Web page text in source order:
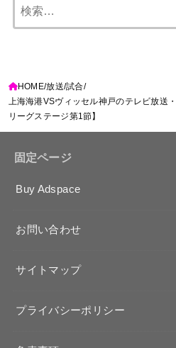
索:
HOME 放送 試合
上海海港VSヴィッセル神戸のテレビ放送
リーグステージ第1節】
固定ページ
Buy Adspace
お問い合わせ
サイトマップ
プライバシーポリシー